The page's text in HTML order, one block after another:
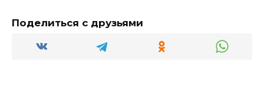
Поделиться с друзьями